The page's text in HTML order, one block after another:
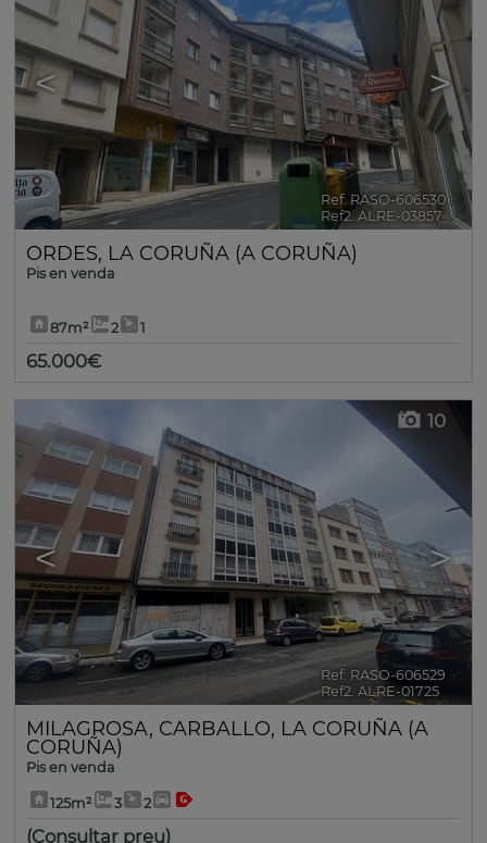
< >
Ref. RASO-606530 🔗
Ref2. ALRE-03857
ORDES, LA CORUÑA (A CORUÑA)
Pis en venda
87m² 2 1
65.000€
< >
10
Ref. RASO-606529
Ref2. ALRE-01725
MILAGROSA, CARBALLO, LA CORUÑA (A
CORUÑA)
Pis en venda
125m² 3 2
(Consultar preu)